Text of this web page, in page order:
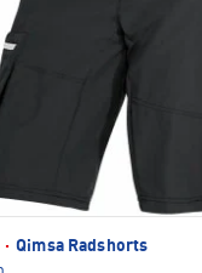
· Qimsa Radshorts